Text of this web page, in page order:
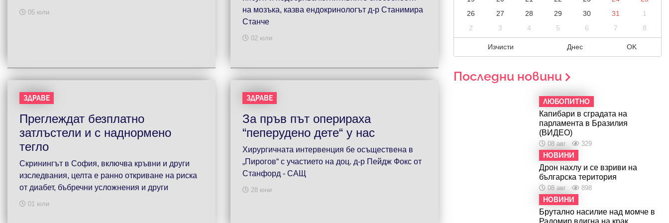
05 юли
на мозъка, казва ендокринологът д-р Станимира
Станче
02 юли
ЗДРАВЕ
Преглеждат безплатно
затлъстели и с наднормено
тегло
Скринингът в София, включва кръвни и други
изследвания, целта е ранно откриване на риска
от диабет, бъбречни усложнения и други
01 юли
ЗДРАВЕ
За пръв път оперираха
“пеперудено дете“ у нас
Хирургичната интервенция бе осъществена в
„Пирогов“ с участието на доц. д-р Пейдж Фокс от
Станфорд - САЩ
28 юни
26
27 28 29 30 31
1
2
3 4 5 6 7 8
Изчисти Днес OK
Последни новини
ЛЮБОПИТНО
Капибари в сградата на
парламента в Бразилия
(ВИДЕО)
08 авг 329
НОВИНИ
Дрон нахлу и се взриви на
българска територия
08 авг 898
НОВИНИ
Брутално насилие над момче в
Радомир вдигна на крак